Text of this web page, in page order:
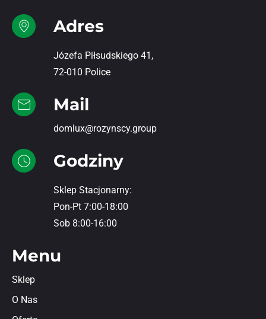
Adres
Józefa Piłsudskiego 41,
72-010 Police
Mail
domlux@rozynscy.group
Godziny
Sklep Stacjonarny:
Pon-Pt 7:00-18:00
Sob 8:00-16:00
Menu
Sklep
O Nas